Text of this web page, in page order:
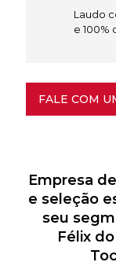
Laudo
e 100%
FALE COM
Empresa
e seleção
seu
Félix